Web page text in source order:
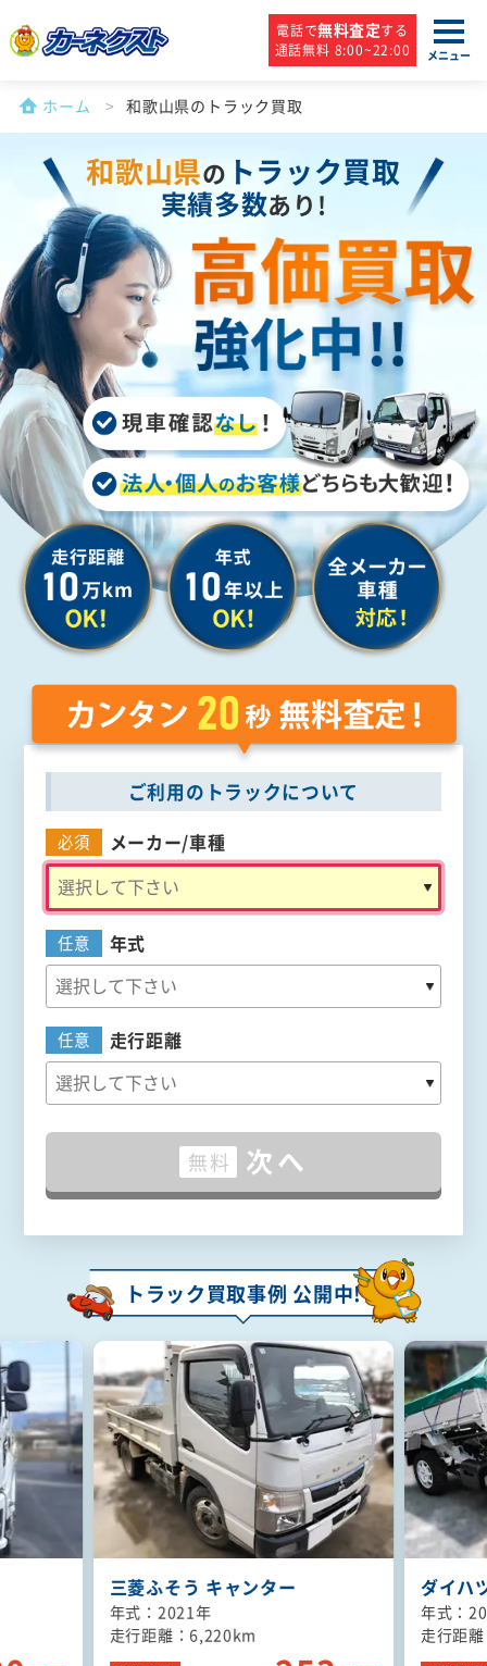
電話で無料査定する
通話無料 8:00~22:00
メニュー
ホーム 和歌山県のトラック買取
和歌山県の トラック買取
実績多数あり!
ご利用のトラックについて
必須 メーカー/車種
任意 年式
任意 走行距離
無料 次へ
トラック買取事例 公開中!
ダイハツ ハイゼットトラック
年式：2022年
走行距離：1,590km
いすゞ
年式：
走行距